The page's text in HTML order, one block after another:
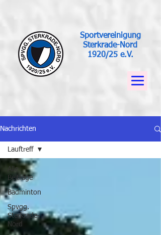
Sportvereinigung
Sterkrade-Nord
1920/25 e.V.
Nachrichten
Alle
Beiträge
Badminton
Spvgg.
Sterkrade-
Nord
Lauftreff